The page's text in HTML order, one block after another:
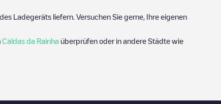
Ladegeräts liefern. Versuchen Sie gerne, Ihre eigenen
Caldas da Rainha überprüfen oder in andere Städte wie